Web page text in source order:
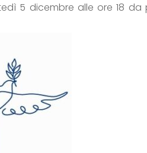
5 dicembre alle ore 18 da